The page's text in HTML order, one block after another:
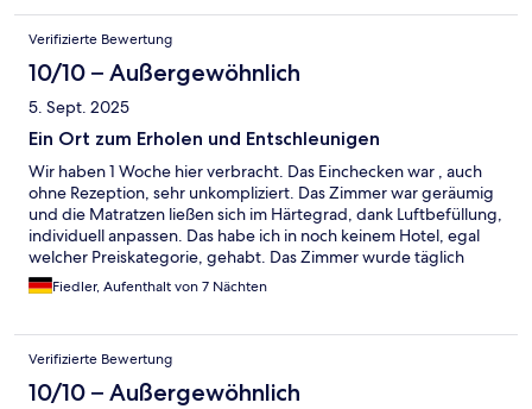
Verifizierte Bewertung
10/10 – Außergewöhnlich
5. Sept. 2025
Ein Ort zum Erholen und Entschleunigen
Wir haben 1 Woche hier verbracht. Das Einchecken war , auch
ohne Rezeption, sehr unkompliziert. Das Zimmer war geräumig
und die Matratzen ließen sich im Härtegrad, dank Luftbefüllung,
individuell anpassen. Das habe ich in noch keinem Hotel, egal
welcher Preiskategorie, gehabt. Das Zimmer wurde täglich
sauber gemacht. Es stand auch ein Kühlschrank und eine
Mikrowelle bereit, falls benötigt. Das Frühstücksbuffet war
frisch . Das Team freundlich und zuvorkommend. Ich war sicher
nicht das letzte Mal dort.
Fiedler, Aufenthalt von 7 Nächten
Verifizierte Bewertung
10/10 – Außergewöhnlich